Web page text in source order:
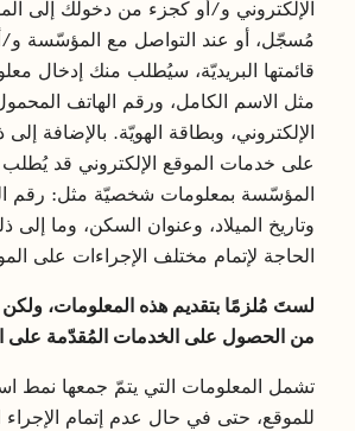
الإلكتروني و/أو كجزء من دخولك إلى
مُسجّل، أو عند التواصل مع المؤسّسة و/
قائمتها البريديّة، سيُطلب منك إدخال
مثل الاسم الكامل، ورقم الهاتف
الإلكتروني، وبطاقة الهويّة. بالإضافة
على خدمات الموقع الإلكتروني قد يُطلب
المؤسّسة بمعلومات شخصيّة مثل: رقم
وتاريخ الميلاد، وعنوان السكن، وما
الحاجة لإتمام مختلف الإجراءات على
لستَ مُلزمًا بتقديم هذه المعلومات، ولكن
من الحصول على الخدمات المُقدّمة على
تشمل المعلومات التي يتمّ جمعها نمط
للموقع، حتى في حال عدم إتمام